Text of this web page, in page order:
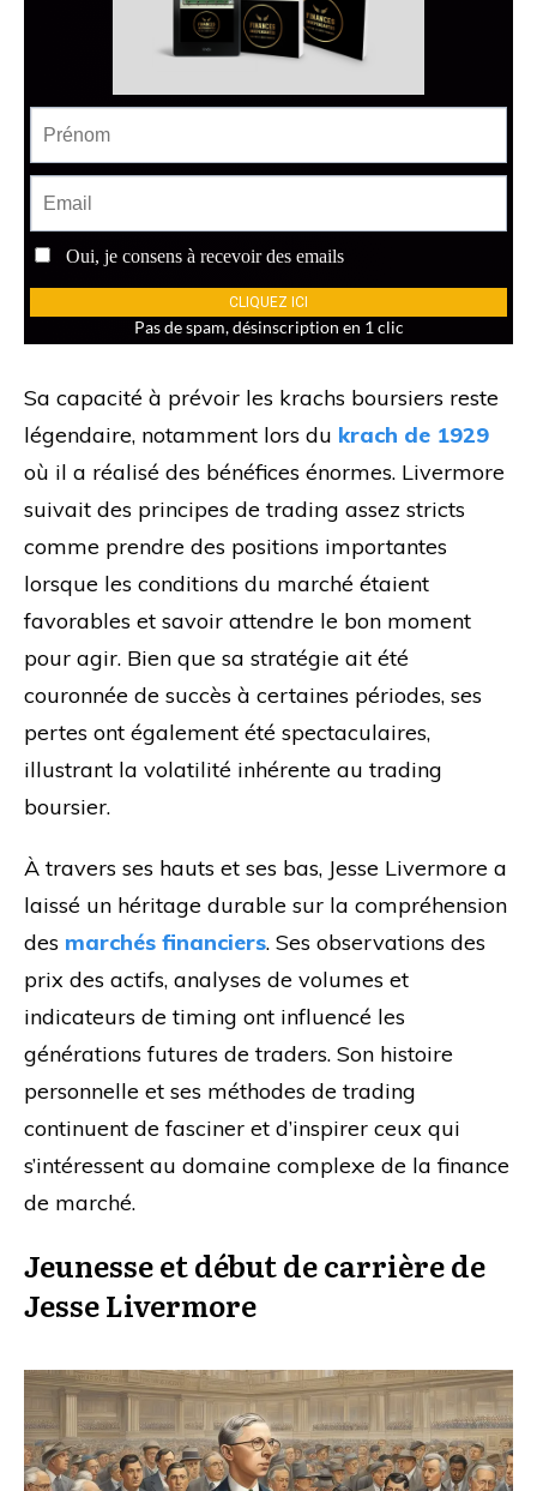
Sa capacité à prévoir les krachs boursiers reste
légendaire, notamment lors du krach de 1929
où il a réalisé des bénéfices énormes. Livermore
suivait des principes de trading assez stricts
comme prendre des positions importantes
lorsque les conditions du marché étaient
favorables et savoir attendre le bon moment
pour agir. Bien que sa stratégie ait été
couronnée de succès à certaines périodes, ses
pertes ont également été spectaculaires,
illustrant la volatilité inhérente au trading
boursier.
À travers ses hauts et ses bas, Jesse Livermore a
laissé un héritage durable sur la compréhension
des marchés financiers. Ses observations des
prix des actifs, analyses de volumes et
indicateurs de timing ont influencé les
générations futures de traders. Son histoire
personnelle et ses méthodes de trading
continuent de fasciner et d’inspirer ceux qui
s’intéressent au domaine complexe de la finance
de marché.
Jeunesse et début de carrière de
Jesse Livermore